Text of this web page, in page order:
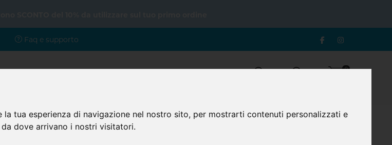
tua esperienza di navigazione nel nostro sito, per mostrarti contenuti personalizzati e
dove arrivano i nostri visitatori.
Faq e supporto
0
Prodotti Faq